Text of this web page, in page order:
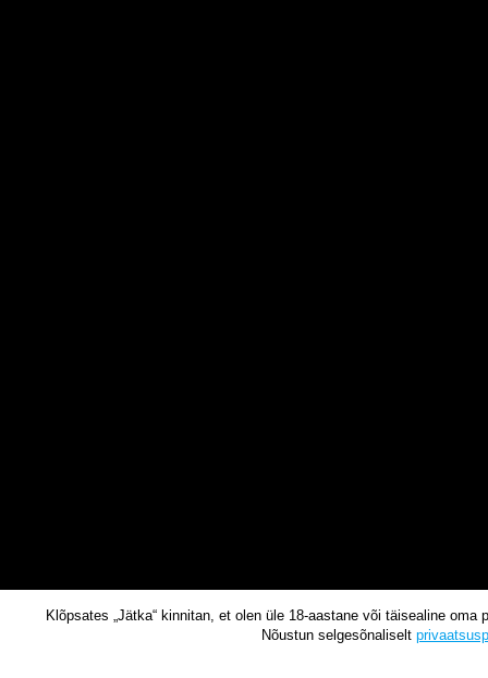
Klõpsates „Jätka“ kinnitan, et olen üle 18-aastane või täisealine oma
Nõustun selgesõnaliselt